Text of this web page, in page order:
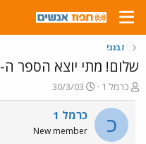
זבנג!
שלום! מתי יוצא הספר ה-15? תודה
פ
ו
ת
ח
ה
כרמל 1
פ
ו
ר
ם
30/3/03
כ כרמל 1
New member